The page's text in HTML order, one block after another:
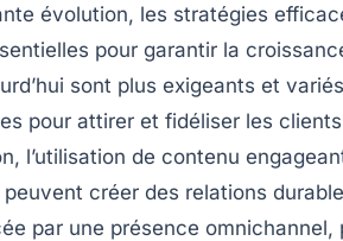
évolution, les stratégies
pour garantir la
sont plus exigeants et
pour attirer et fidéliser les
, l’utilisation de contenu
peuvent créer des relations
par une présence omnichannel,